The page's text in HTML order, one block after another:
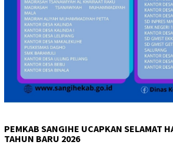
PEMKAB SANGIHE UCAPKAN SELAMAT
TAHUN BARU 2026